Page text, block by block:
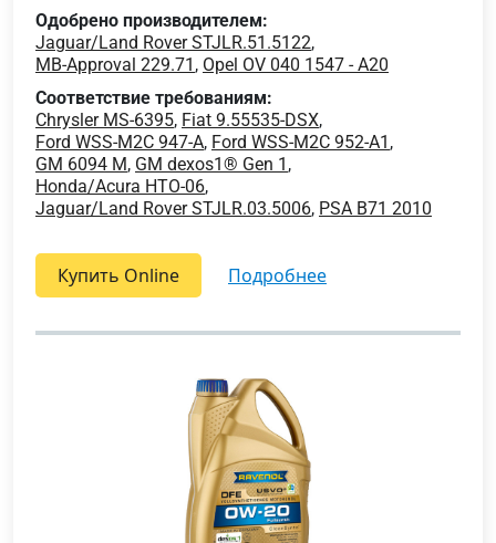
Одобрено производителем:
Jaguar/Land Rover STJLR.51.5122,
MB-Approval 229.71 , Opel OV 040 1547 - A20
Соответствие требованиям:
Chrysler MS-6395, Fiat 9.55535-DSX,
Ford WSS-M2C 947-A, Ford WSS-M2C 952-A1 ,
GM 6094 M, GM dexos1® Gen 1 ,
Honda/Acura HTO-06,
Jaguar/Land Rover STJLR.03.5006, PSA B71 2010
Купить Online подробнее